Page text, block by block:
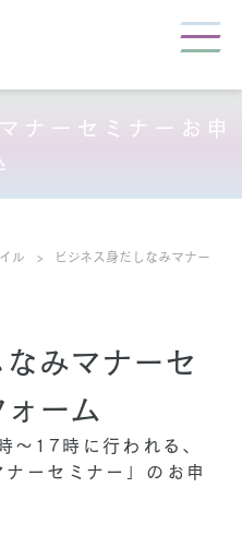
ナーセミナーお申
ル
ビジネス身だしなみマナー
みマナーセ
ーム
〜17時 に行われる、
ーセミナー」 のお申